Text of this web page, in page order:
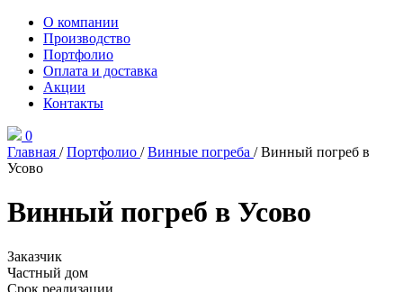
О компании
Производство
Портфолио
Оплата и доставка
Акции
Контакты
0
Главная /Портфолио /Винные погреба /Винный погреб в
Усово
Винный погреб в Усово
Заказчик
Частный дом
Срок реализации